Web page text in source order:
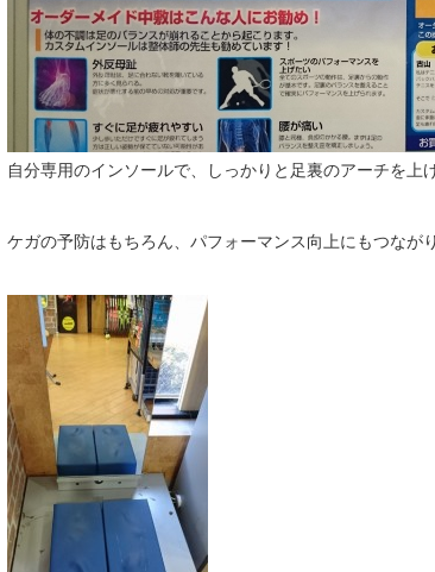
自分専用のインソールで、しっかりと足裏のアーチを上
ケガの予防はもちろん、パフォーマンス向上にもつなが